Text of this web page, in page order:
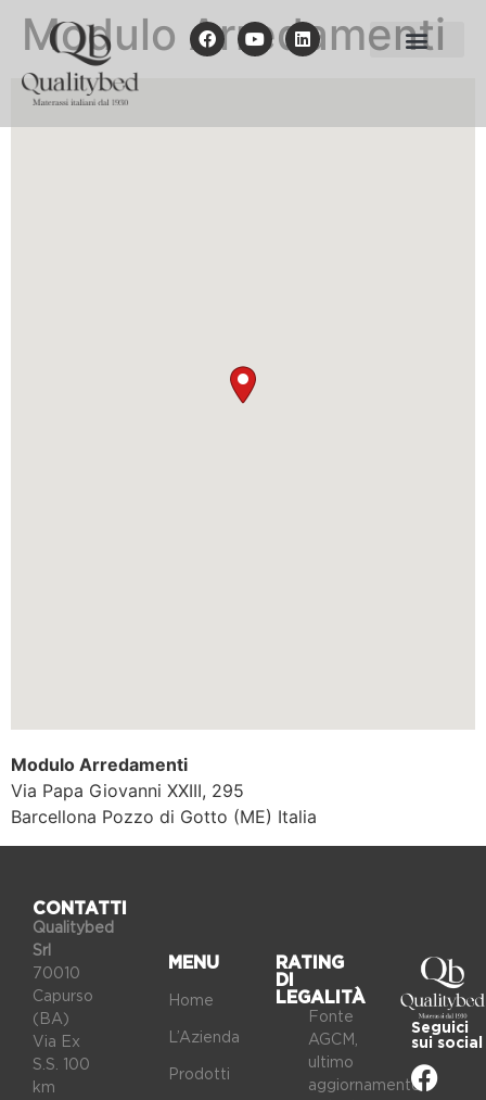
Modulo Arredamenti
Modulo Arredamenti
Via Papa Giovanni XXIII, 295
Barcellona Pozzo di Gotto (ME) Italia
CONTATTI
Qualitybed
Srl
70010
Capurso
(BA)
Via Ex
S.S. 100
km
MENU
Home
L’Azienda
Prodotti
RATING
DI
LEGALITÀ
Fonte
AGCM,
ultimo
aggiornamento
Seguici
sui social